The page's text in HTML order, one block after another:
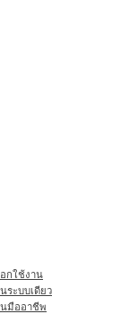
อกใช้งาน
ระบบเดียว
นมืออาชีพ